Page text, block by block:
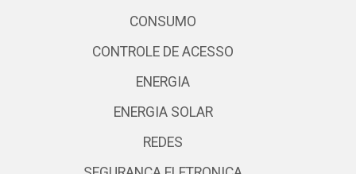
CONSUMO
CONTROLE DE ACESSO
ENERGIA
ENERGIA SOLAR
REDES